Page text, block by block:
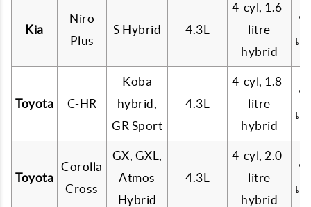
Kia
Niro
Plus
S Hybrid 4.3L
4-cyl, 1.6-
litre
hybrid
น้
เ
Toyota C-HR
Koba
hybrid,
GR Sport
4.3L
4-cyl, 1.8-
litre
hybrid
น้
เ
Toyota
Corolla
Cross
GX, GXL,
Atmos
Hybrid
4.3L
4-cyl, 2.0-
litre
hybrid
น้
เ